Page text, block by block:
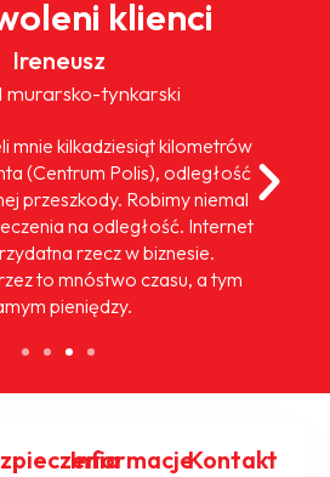
klienci
Ireneusz
murarsko-tynkarski
mnie kilkadziesiąt kilometrów
(Centrum Polis), odległość
przeszkody. Robimy niemal
na odległość. Internet
rzecz w biznesie.
to mnóstwo czasu, a tym
pieniędzy.
InformacjeKontakt